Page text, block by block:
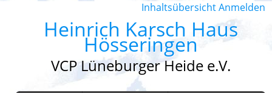
InhaltsübersichtAnmelden
Heinrich Karsch Haus
Hösseringen
VCP Lüneburger Heide e.V.